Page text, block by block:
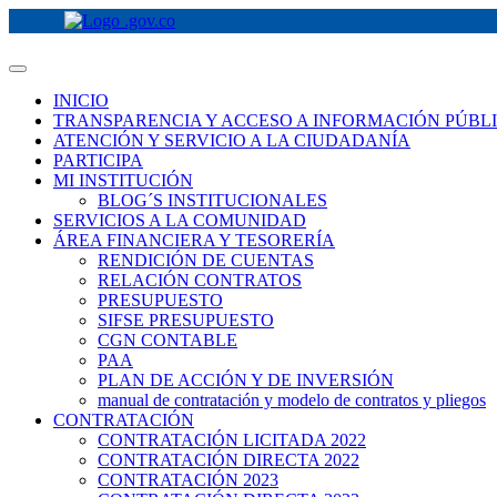
INICIO
TRANSPARENCIA Y ACCESO A INFORMACIÓN
ATENCIÓN Y SERVICIO A LA CIUDADANÍA
PARTICIPA
MI INSTITUCIÓN
BLOG´S INSTITUCIONALES
SERVICIOS A LA COMUNIDAD
ÁREA FINANCIERA Y TESORERÍA
RENDICIÓN DE CUENTAS
RELACIÓN CONTRATOS
PRESUPUESTO
SIFSE PRESUPUESTO
CGN CONTABLE
PAA
PLAN DE ACCIÓN Y DE INVERSIÓN
manual de contratación y modelo de contratos y pliegos
CONTRATACIÓN
CONTRATACIÓN LICITADA 2022
CONTRATACIÓN DIRECTA 2022
CONTRATACIÓN 2023